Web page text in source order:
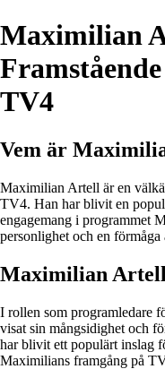
Maximilian
TV4
Vem är
Maximilian Artell är en
TV4. Han har blivit en
engagemang i programmet
personlighet och en
Maximilian
I rollen som programledare
visat sin mångsidighet och
har blivit ett populärt inslag
Maximilians framgång på